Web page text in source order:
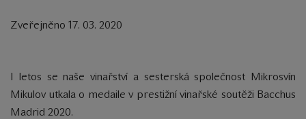
Zveřejněno 17. 03. 2020
I letos se naše vinařství a sesterská společnost Mikrosvín
Mikulov utkala o medaile v prestižní vinařské soutěži Bacchus
Madrid 2020.